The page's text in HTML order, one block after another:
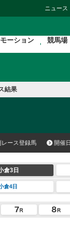
ニュース
ーション 競馬場
結果
レース登録馬 開催
倉3日
倉4日